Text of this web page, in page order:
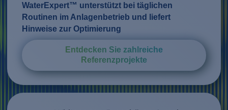
WaterExpert™ unterstützt bei täglichen
Routinen im Anlagenbetrieb und liefert
Hinweise zur Optimierung
Entdecken Sie zahlreiche
Referenzprojekte